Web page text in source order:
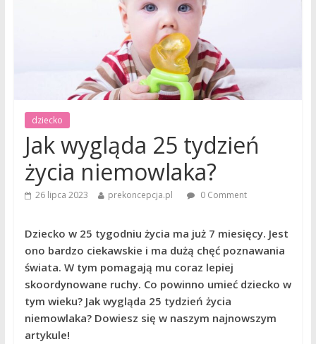
dziecko
Jak wygląda 25 tydzień
życia niemowlaka?
26 lipca 2023 prekoncepcja.pl 0 Comment
Dziecko w 25 tygodniu życia ma już 7 miesięcy. Jest
ono bardzo ciekawskie i ma dużą chęć poznawania
świata. W tym pomagają mu coraz lepiej
skoordynowane ruchy. Co powinno umieć dziecko w
tym wieku? Jak wygląda 25 tydzień życia
niemowlaka? Dowiesz się w naszym najnowszym
artykule!